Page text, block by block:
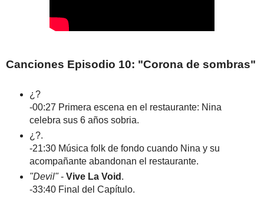
Canciones Episodio 10: "Corona de sombras"
¿?
-00:27 Primera escena en el restaurante: Nina
celebra sus 6 años sobria.
¿?.
-21:30 Música folk de fondo cuando Nina y su
acompañante abandonan el restaurante.
"Devil"- Vive La Void .
-33:40 Final del Capítulo.